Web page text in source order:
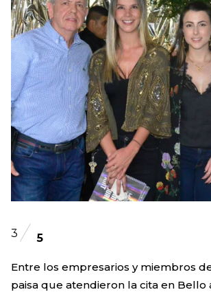
3 5
Entre los empresarios y miembros
paisa que atendieron la cita en Bello